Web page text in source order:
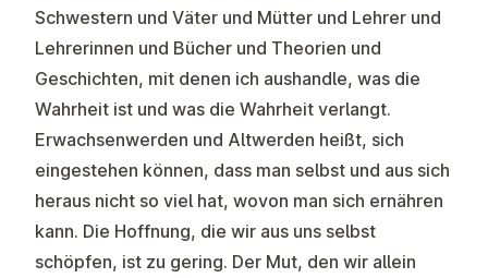
Schwestern und Väter und Mütter und Lehrer und
Lehrerinnen und Bücher und Theorien und
Geschichten, mit denen ich aushandle, was die
Wahrheit ist und was die Wahrheit verlangt.
Erwachsenwerden und Altwerden heißt, sich
eingestehen können, dass man selbst und aus sich
heraus nicht so viel hat, wovon man sich ernähren
kann. Die Hoffnung, die wir aus uns selbst
schöpfen, ist zu gering. Der Mut, den wir allein